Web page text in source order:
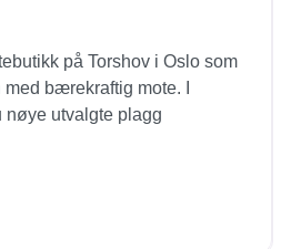
på Torshov i Oslo som
bærekraftig mote. I
nøye utvalgte plagg